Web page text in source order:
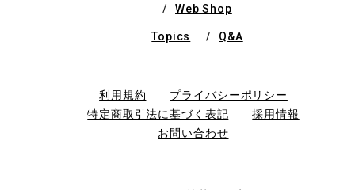
Web Shop
Topics Q&A
利用規約
プライバシーポリシー
特定商取引法に基づく表記
採用情報
お問い合わせ